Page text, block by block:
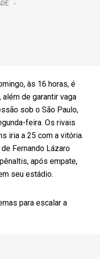
às 16 horas, é
de garantir vaga
sob o São Paulo,
feira. Os rivais
iria a 25 com a vitória.
Fernando Lázaro
após empate,
seu estádio.
para escalar a